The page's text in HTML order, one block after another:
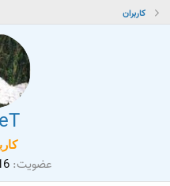
کاربران
عضویت